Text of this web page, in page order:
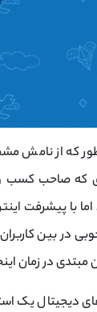
طور که از نامش
که صاحب کسب و
با پیشرفت
در بین
مبتدی در زمان
دیجیتال یک